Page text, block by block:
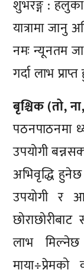
शुभरङ्ग :
यात्रामा जानु
नमः न्यूनतम
गर्दा लाभ
बृश्चिक (तो,
पठनपाठनमा
उपयोगी
अभिवृद्धि
उपयोगी र
लाभ मिल्नेछ